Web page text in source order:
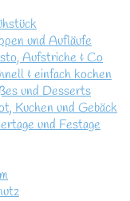
und Aufläufe
Aufstriche & Co
& einfach kochen
und Desserts
Kuchen und Gebäck
und Festage